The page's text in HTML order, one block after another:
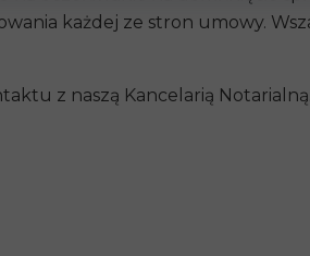
każdej ze stron umowy.
z naszą Kancelarią Notarialną